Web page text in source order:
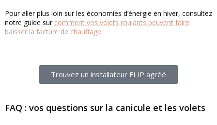
Pour aller plus loin sur les économies d’énergie en hiver, consultez
notre guide sur comment vos volets roulants peuvent faire
baisser la facture de chauffage.
Trouvez un installateur FLIP agréé
FAQ : vos questions sur la canicule et les volets